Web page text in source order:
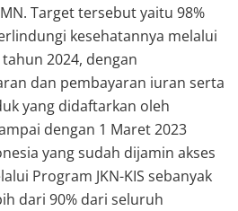
Target tersebut yaitu 98%
kesehatannya melalui
tahun 2024, dengan
dan pembayaran iuran serta
yang didaftarkan oleh
dengan 1 Maret 2023
yang sudah dijamin akses
Program JKN-KIS sebanyak
dari 90% dari seluruh